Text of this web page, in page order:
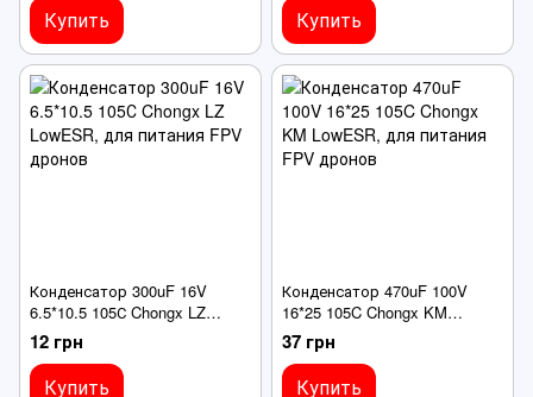
Купить Купить
Конденсатор 300uF 16V
6.5*10.5 105С Chongx LZ
LowESR, для питания FPV
дронов
12 грн
Купить
Конденсатор 470uF 100V
16*25 105C Chongx KM
LowESR, для питания FPV
дронов
37 грн
Купить